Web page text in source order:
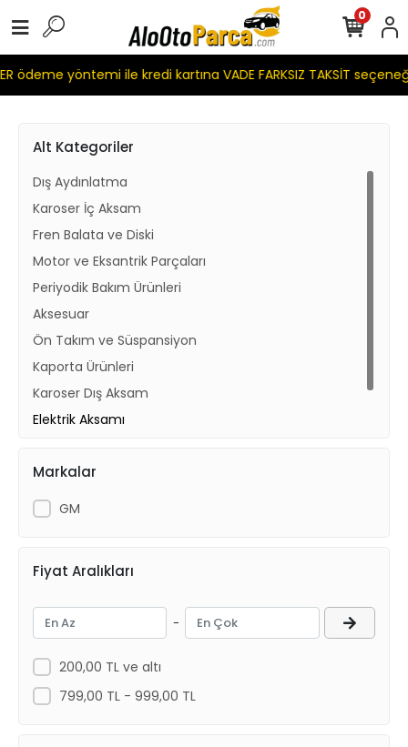
ödeme yöntemi ile kredi kartına VADE FARKSIZ TAKSİT
0
Alt Kategoriler
Dış Aydınlatma
Karoser İç Aksam
Fren Balata ve Diski
Motor ve Eksantrik Parçaları
Periyodik Bakım Ürünleri
Aksesuar
Ön Takım ve Süspansiyon
Kaporta Ürünleri
Karoser Dış Aksam
Elektrik Aksamı
Markalar
GM
Fiyat Aralıkları
-
200,00 TL ve altı
799,00 TL - 999,00 TL